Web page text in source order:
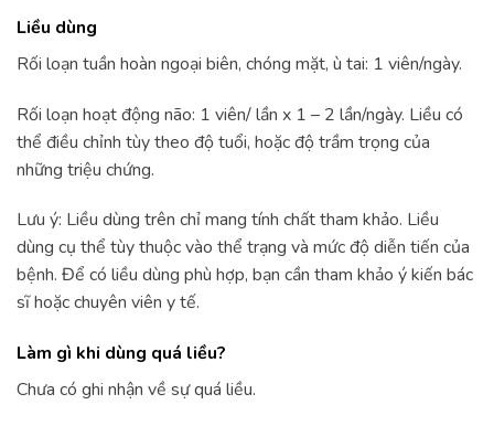
Liều dùng
Rối loạn tuần hoàn ngoại biên, chóng mặt, ù tai: 1 viên/ngày.
Rối loạn hoạt động não: 1 viên/ lần x 1 – 2 lần/ngày. Liều có
thể điều chỉnh tùy theo độ tuổi, hoặc độ trầm trọng của
những triệu chứng.
Lưu ý: Liều dùng trên chỉ mang tính chất tham khảo. Liều
dùng cụ thể tùy thuộc vào thể trạng và mức độ diễn tiến của
bệnh. Để có liều dùng phù hợp, bạn cần tham khảo ý kiến bác
sĩ hoặc chuyên viên y tế.
Làm gì khi dùng quá liều?
Chưa có ghi nhận về sự quá liều.